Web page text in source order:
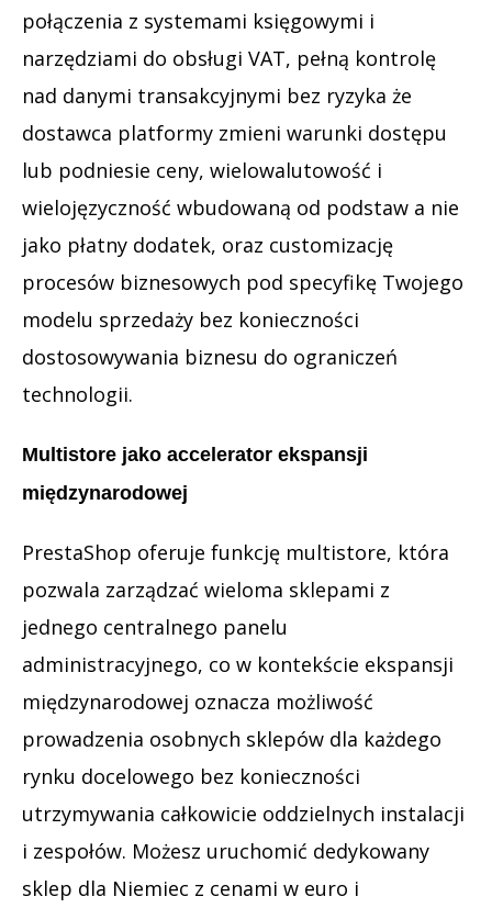
połączenia z systemami księgowymi i
narzędziami do obsługi VAT, pełną kontrolę
nad danymi transakcyjnymi bez ryzyka że
dostawca platformy zmieni warunki dostępu
lub podniesie ceny, wielowalutowość i
wielojęzyczność wbudowaną od podstaw a nie
jako płatny dodatek, oraz customizację
procesów biznesowych pod specyfikę Twojego
modelu sprzedaży bez konieczności
dostosowywania biznesu do ograniczeń
technologii.
Multistore jako accelerator ekspansji
międzynarodowej
PrestaShop oferuje funkcję multistore, która
pozwala zarządzać wieloma sklepami z
jednego centralnego panelu
administracyjnego, co w kontekście ekspansji
międzynarodowej oznacza możliwość
prowadzenia osobnych sklepów dla każdego
rynku docelowego bez konieczności
utrzymywania całkowicie oddzielnych instalacji
i zespołów. Możesz uruchomić dedykowany
sklep dla Niemiec z cenami w euro i